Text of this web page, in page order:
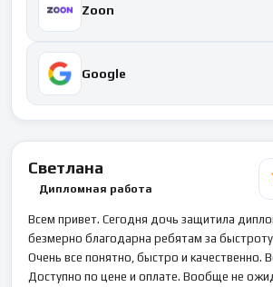
Zoon
Google
Светлана
Дипломная работа
Всем привет. Сегодня дочь защитила
безмерно благодарна ребятам за
Очень все понятно, быстро и качественно.
Доступно по цене и оплате. Вообще не